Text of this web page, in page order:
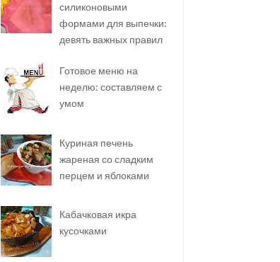
силиконовыми
формами для выпечки:
девять важных правил
Готовое меню на
неделю: составляем с
умом
Куриная печень
жареная со сладким
перцем и яблоками
Кабачковая икра
кусочками